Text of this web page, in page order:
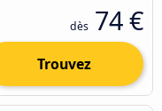
dès 74 €
Trouvez